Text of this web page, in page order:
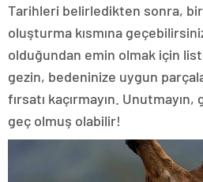
Tarihleri belirledikten sonra,
oluşturma kısmına
olduğundan emin olmak için
gezin, bedeninize uygun
fırsatı kaçırmayın.
geç olmuş olabilir!